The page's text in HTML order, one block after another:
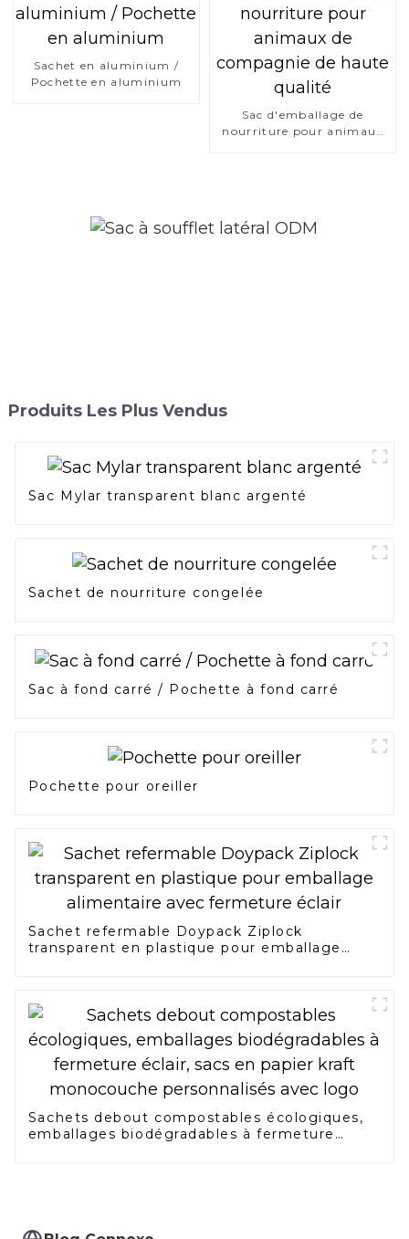
Sachet en aluminium /
Pochette en aluminium
Sac d'emballage de
nourriture pour animaux
Produits Les Plus Vendus
Sac Mylar transparent blanc argenté
Sachet de nourriture congelée
Sac à fond carré / Pochette à fond carré
Pochette pour oreiller
Sachet refermable Doypack Ziplock
transparent en plastique pour emballage
Sachets debout compostables écologiques,
emballages biodégradables à fermeture